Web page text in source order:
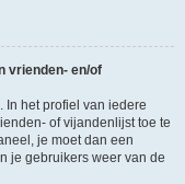
vrienden- en/of
In het profiel van iedere
of vijandenlijst toe te
je moet dan een
je gebruikers weer van de